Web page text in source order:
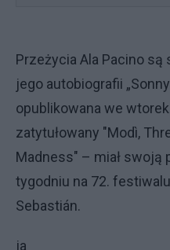
Przeżycia Ala Pacino
jego autobiografii
opublikowana we
zatytułowany "Modì,
Madness" – miał swoją
tygodniu na 72.
Sebastián.
ja